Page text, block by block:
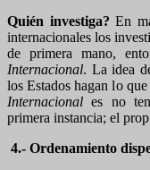
Quién investiga? En
internacionales los
de primera mano,
Internacional. La idea
los Estados hagan lo
Internacional es no
primera instancia; el
4.- Ordenamiento